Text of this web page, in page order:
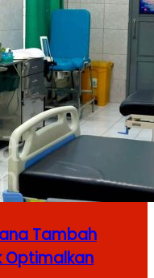
Tambah
Optimalkan